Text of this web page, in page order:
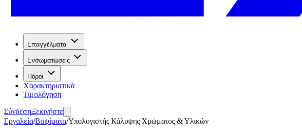
Επαγγέλματα
Ενσωματώσεις
Πόροι
Χαρακτηριστικά
Τιμολόγηση
ΣύνδεσηΞεκινήστε
Εργαλεία/Βαψίματα/Υπολογιστής Κάλυψης Χρώματος & Υλικών